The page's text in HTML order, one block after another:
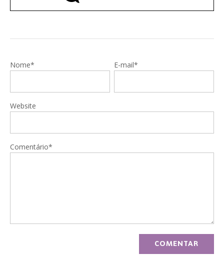
Nome* E-mail*
Website
Comentário*